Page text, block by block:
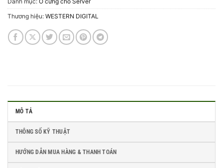
Thương hiệu: WESTERN DIGITAL
MÔ TẢ
THÔNG SỐ KỸ THUẬT
HƯỚNG DẪN MUA HÀNG & THANH TOÁN